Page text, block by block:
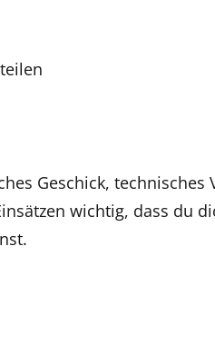
Geschick, technisches
wichtig, dass du